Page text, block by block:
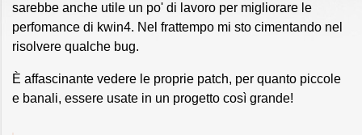
sarebbe anche utile un po' di lavoro per migliorare le
perfomance di kwin4. Nel frattempo mi sto cimentando nel
risolvere qualche bug.
È affascinante vedere le proprie patch, per quanto piccole
e banali, essere usate in un progetto così grande!